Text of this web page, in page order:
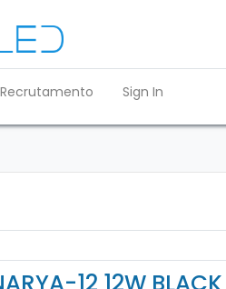
Recrutamento Sign In